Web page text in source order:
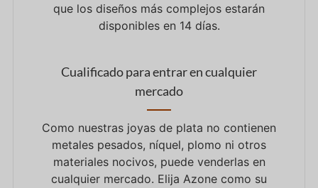
que los diseños más complejos estarán
disponibles en 14 días.
Cualificado para entrar en cualquier
mercado
Como nuestras joyas de plata no contienen
metales pesados, níquel, plomo ni otros
materiales nocivos, puede venderlas en
cualquier mercado. Elija Azone como su